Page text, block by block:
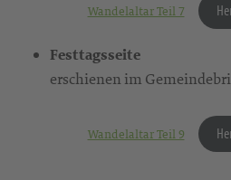
Wandelaltar Teil 7
Festtagsseite
erschienen im
Wandelaltar Teil 9